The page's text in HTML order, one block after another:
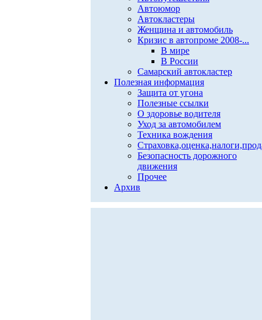
Автоюмор
Автокластеры
Женщина и автомобиль
Кризис в автопроме 2008-...
В мире
В России
Самарский автокластер
Полезная информация
Защита от угона
Полезные ссылки
О здоровье водителя
Уход за автомобилем
Техника вождения
Безопасность дорожного
движения
Прочее
Архив